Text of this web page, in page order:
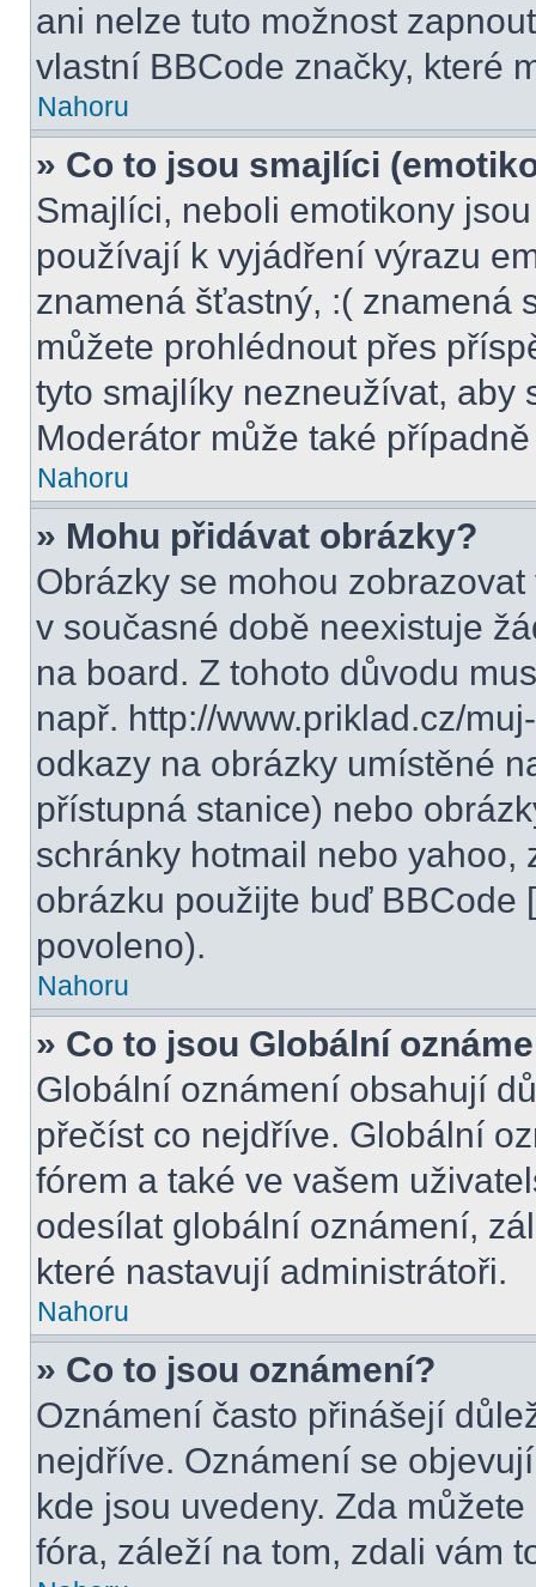
ani nelze tuto možnost
vlastní BBCode značky, které
Nahoru
» Co to jsou smajlíci
Smajlíci, neboli emotikony
používají k vyjádření výrazu
znamená šťastný, :( znamená
můžete prohlédnout přes
tyto smajlíky nezneužívat, aby
Moderátor může také
Nahoru
» Mohu přidávat obrázky?
Obrázky se mohou
v současné době neexistuje
na board. Z tohoto důvodu
např. http://www.priklad.cz/
odkazy na obrázky umístěné
přístupná stanice) nebo
schránky hotmail nebo yahoo,
obrázku použijte buď BBCode
povoleno).
Nahoru
» Co to jsou Globální
Globální oznámení obsahují
přečíst co nejdříve. Globální
fórem a také ve vašem
odesílat globální oznámení,
které nastavují administrátoři.
Nahoru
» Co to jsou oznámení?
Oznámení často přinášejí
nejdříve. Oznámení se
kde jsou uvedeny. Zda
fóra, záleží na tom, zdali vám